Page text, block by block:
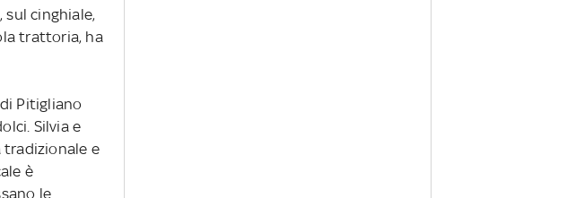
cinghiale,
trattoria, ha
Pitigliano
Silvia e
tradizionale e
è
le